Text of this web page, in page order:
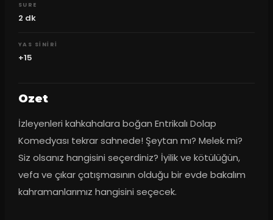
SURE
2 dk
YAS SINIRI
+15
Ozet
İzleyenleri kahkahalara boğan Entrikalı Dolap
Komedyası tekrar sahnede! Şeytan mı? Melek mi?
Siz olsanız hangisini seçerdiniz? İyilik ve kötülüğün,
vefa ve çıkar çatışmasının olduğu bir evde bakalım
kahramanlarımız hangisini seçecek.